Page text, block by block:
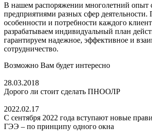
В нашем распоряжении многолетний опыт
предприятиями разных сфер
особенности и потребности каждого
разрабатываем индивидуальный план
гарантируем надежное, эффективное и
сотрудничество.
Возможно Вам будет интересно
28.03.2018
Дорого ли стоит сделать ПНООЛР
2022.02.17
С сентября 2022 года вступают новые
ГЭЭ – по принципу одного окна